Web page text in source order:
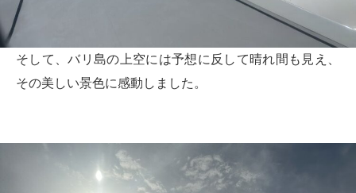
そして、バリ島の上空には予想に反して晴れ間も見え、
その美しい景色に感動しました。